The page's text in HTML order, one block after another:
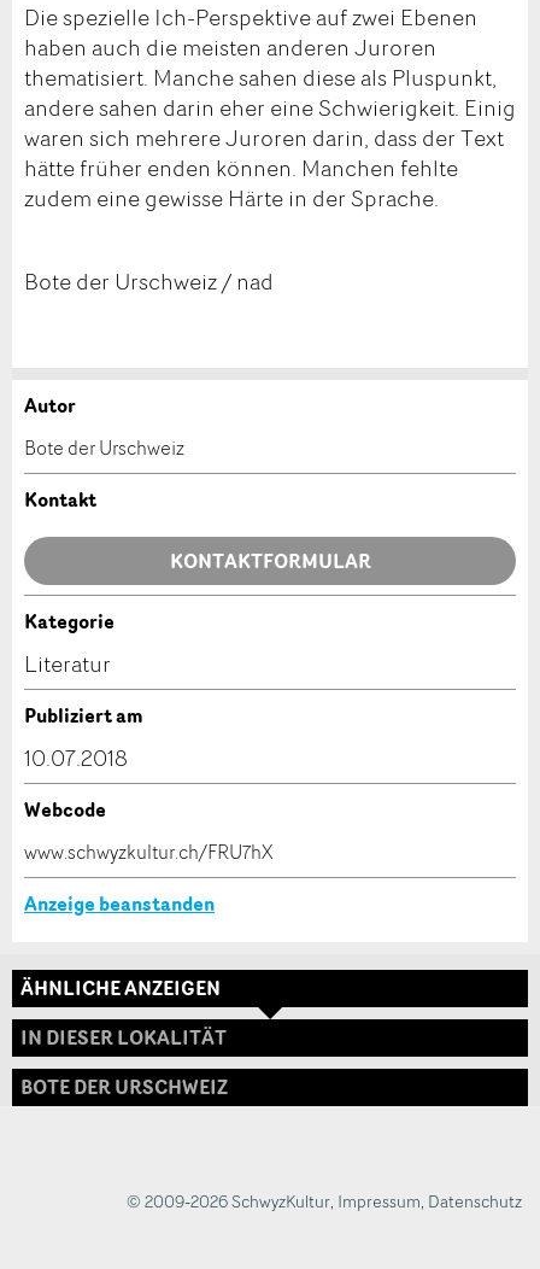
Die spezielle Ich-Perspektive auf zwei Ebenen
haben auch die meisten anderen Juroren
thematisiert. Manche sahen diese als Pluspunkt,
andere sahen darin eher eine Schwierigkeit. Einig
waren sich mehrere Juroren darin, dass der Text
hätte früher enden können. Manchen fehlte
zudem eine gewisse Härte in der Sprache.
Bote der Urschweiz / nad
Anzeige beanstanden
Ihr Feedback wird sehr geschätzt!
Allgemeines Feedback
Anzeige nicht mehr gültig
Anzeige unvollständig
* Eingabe erforderlich
Anzeige weiterempfehlen
Empfehlen Sie diese Anzeige an Freunde weiter.
* Eingabe erforderlich
Autor
Bote der Urschweiz
Kontakt
KONTAKTFORMULAR
Kontakt
Verfassen Sie eine Nachricht für die Kontaktpersonen
Adresse
Kategorie
Literatur
Publiziert am
10.07.2018
Webcode
www.schwyzkultur.ch/FRU7hX
Anzeige beanstanden
ÄHNLICHE ANZEIGEN
IN DIESER LOKALITÄT
BOTE DER URSCHWEIZ
© 2009-2026 SchwyzKultur, Impressum, Datenschutz